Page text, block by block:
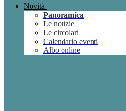
Novità
Panoramica
Le notizie
Le circolari
Calendario eventi
Albo online